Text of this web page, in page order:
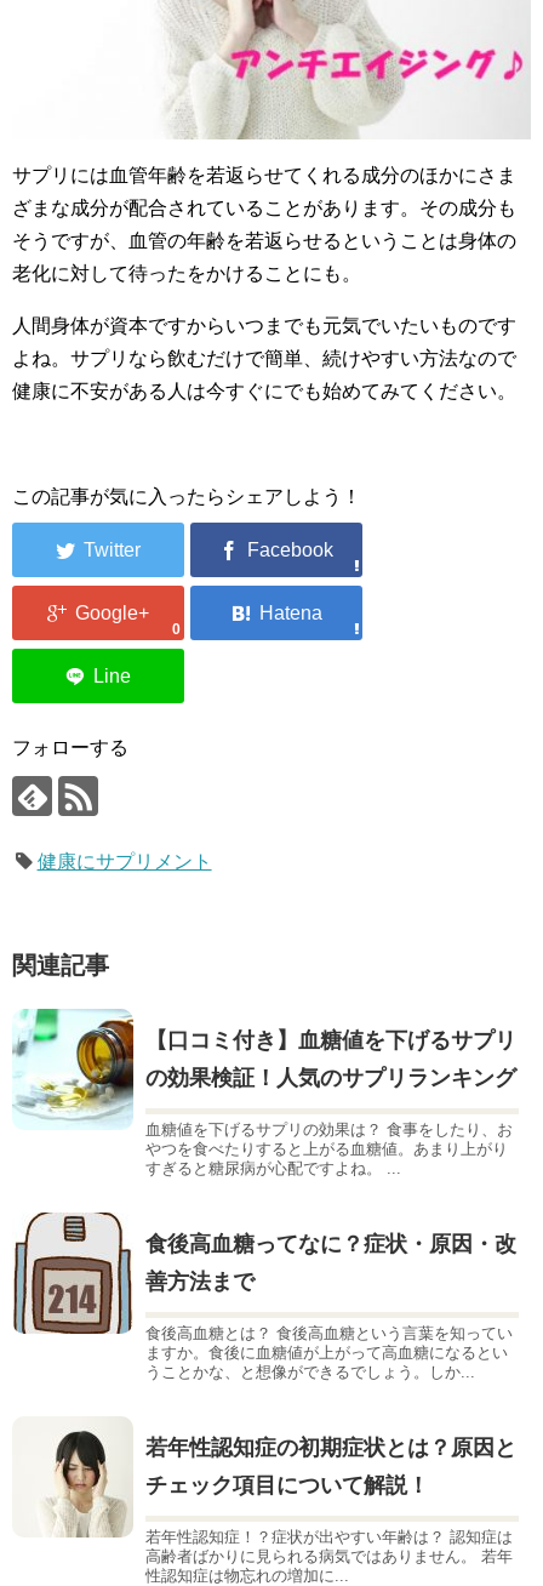
サプリには血管年齢を若返らせてくれる成分のほかにさま
ざまな成分が配合されていることがあります。その成分も
そうですが、血管の年齢を若返らせるということは身体の
老化に対して待ったをかけることにも。
人間身体が資本ですからいつまでも元気でいたいものです
よね。サプリなら飲むだけで簡単、続けやすい方法なので
健康に不安がある人は今すぐにでも始めてみてください。
この記事が気に入ったらシェアしよう！
0
フォローする
健康にサプリメント
関連記事
【口コミ付き】血糖値を下げるサプリ
の効果検証！人気のサプリランキング
血糖値を下げるサプリの効果は？ 食事をしたり、お
やつを食べたりすると上がる血糖値。あまり上がり
すぎると糖尿病が心配ですよね。 ...
食後高血糖ってなに？症状・原因・改
善方法まで
食後高血糖とは？ 食後高血糖という言葉を知ってい
ますか。食後に血糖値が上がって高血糖になるとい
うことかな、と想像ができるでしょう。しか...
若年性認知症の初期症状とは？原因と
チェック項目について解説！
若年性認知症！？症状が出やすい年齢は？ 認知症は
高齢者ばかりに見られる病気ではありません。 若年
性認知症は物忘れの増加に...